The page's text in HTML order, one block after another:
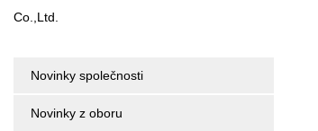
Co.,Ltd.
Novinky společnosti
Novinky z oboru